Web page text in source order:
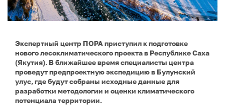
Экспертный центр ПОРА приступил к подготовке
нового лесоклиматического проекта в Республике Саха
(Якутия). В ближайшее время специалисты центра
проведут предпроектную экспедицию в Булунский
улус, где будут собраны исходные данные для
разработки методологии и оценки климатического
потенциала территории.